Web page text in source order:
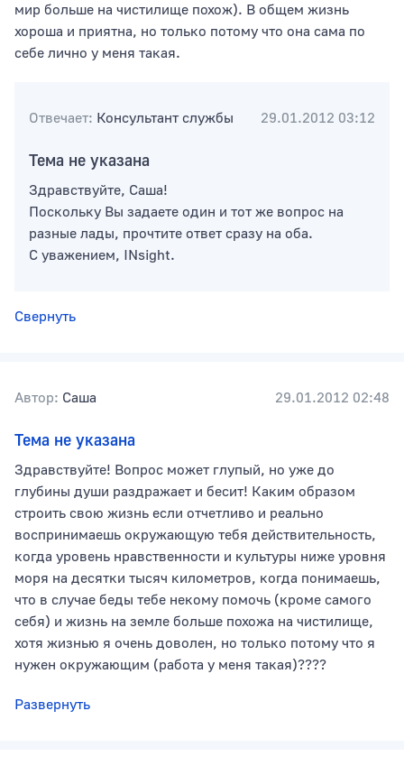
мир больше на чистилище похож). В общем жизнь
хороша и приятна, но только потому что она сама по
себе лично у меня такая.
Отвечает: Консультант службы 29.01.2012 03:12
Тема не указана
Здравствуйте, Саша!
Поскольку Вы задаете один и тот же вопрос на
разные лады, прочтите ответ сразу на оба.
С уважением, INsight.
Свернуть
Автор: Саша 29.01.2012 02:48
Тема не указана
Здравствуйте! Вопрос может глупый, но уже до
глубины души раздражает и бесит! Каким образом
строить свою жизнь если отчетливо и реально
воспринимаешь окружающую тебя действительность,
когда уровень нравственности и культуры ниже уровня
моря на десятки тысяч километров, когда понимаешь,
что в случае беды тебе некому помочь (кроме самого
себя) и жизнь на земле больше похожа на чистилище,
хотя жизнью я очень доволен, но только потому что я
нужен окружающим (работа у меня такая)????
Развернуть